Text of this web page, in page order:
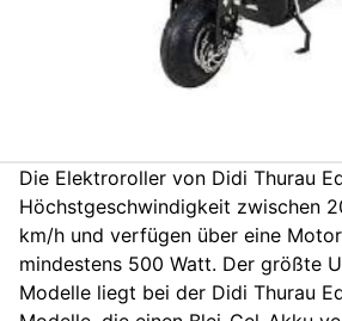
Die Elektroroller von Didi Thurau
Höchstgeschwindigkeit zwischen
km/h und verfügen über eine
mindestens 500 Watt. Der größte
Modelle liegt bei der Didi Thurau